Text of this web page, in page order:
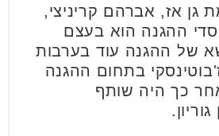
גן אז, אברהם קריניצי,
ההגנה הוא בעצם
של ההגנה עוד בערבות
בתחום ההגנה
כך היה שותף